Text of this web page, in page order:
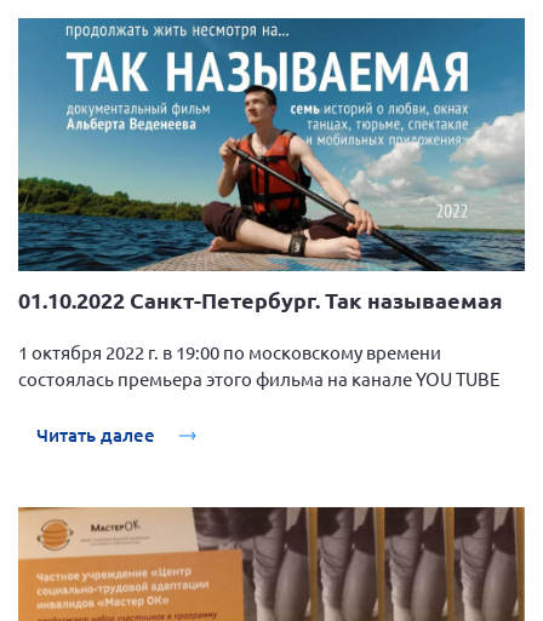
01.10.2022 Санкт-Петербург. Так называемая
1 октября 2022 г. в 19:00 по московскому времени
состоялась премьера этого фильма на канале YOU TUBE
Читать далее